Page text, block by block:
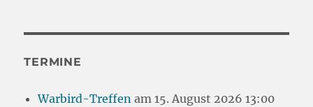
TERMINE
Warbird-Treffen am 15. August 2026 13:00